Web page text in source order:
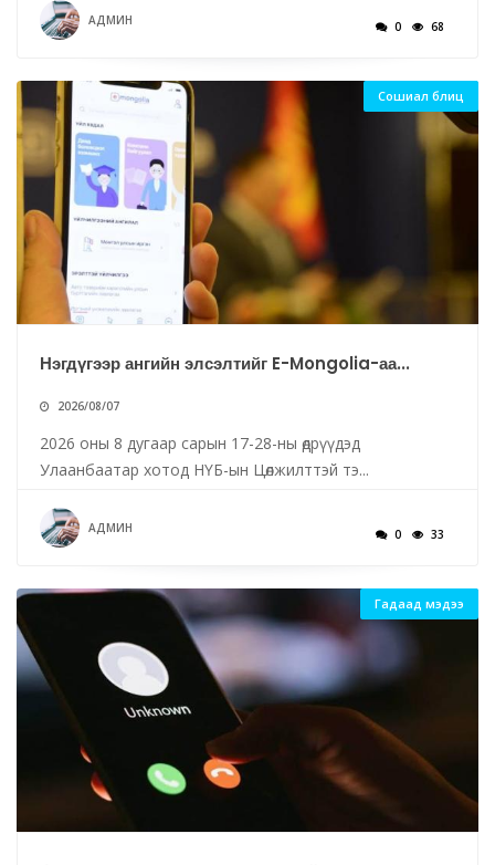
АДМИН 0 68
Сошиал блиц
Нэгдүгээр ангийн элсэлтийг E-Mongolia-аа...
2026/08/07
2026 оны 8 дугаар сарын 17-28-ны өдрүүдэд
Улаанбаатар хотод НҮБ-ын Цөлжилттэй тэ...
АДМИН 0 33
Гадаад мэдээ